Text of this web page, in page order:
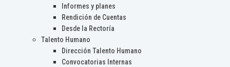
Informes y planes
Rendición de Cuentas
Desde la Rectoría
Talento Humano
Dirección Talento Humano
Convocatorias Internas